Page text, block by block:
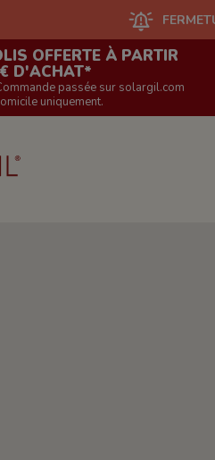
FERMETURE
OFFERTE À PARTIR
D'ACHAT*
passée sur solargil.com
uniquement.